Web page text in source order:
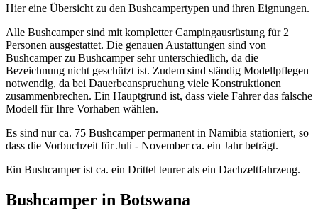
Hier eine Übersicht zu den Bushcampertypen und ihren Eignungen.
Alle Bushcamper sind mit kompletter Campingausrüstung für 2
Personen ausgestattet. Die genauen Austattungen sind von
Bushcamper zu Bushcamper sehr unterschiedlich, da die
Bezeichnung nicht geschützt ist. Zudem sind ständig Modellpflegen
notwendig, da bei Dauerbeanspruchung viele Konstruktionen
zusammenbrechen. Ein Hauptgrund ist, dass viele Fahrer das falsche
Modell für Ihre Vorhaben wählen.
Es sind nur ca. 75 Bushcamper permanent in Namibia stationiert, so
dass die Vorbuchzeit für Juli - November ca. ein Jahr beträgt.
Ein Bushcamper ist ca. ein Drittel teurer als ein Dachzeltfahrzeug.
Bushcamper in Botswana